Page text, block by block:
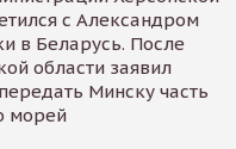
с Александром
в Беларусь. После
области заявил
Минску часть
морей